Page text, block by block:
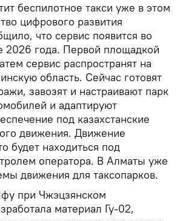
беспилотное такси уже в этом
цифрового развития
что сервис появится во
2026 года. Первой площадкой
сервис распространят на
область. Сейчас готовят
завозят и настраивают парк
и адаптируют
под казахстанские
движения. Движение
будет находиться под
оператора. В Алматы уже
движения для таксопарков.
при Чжэцзянском
материал Гу-02,